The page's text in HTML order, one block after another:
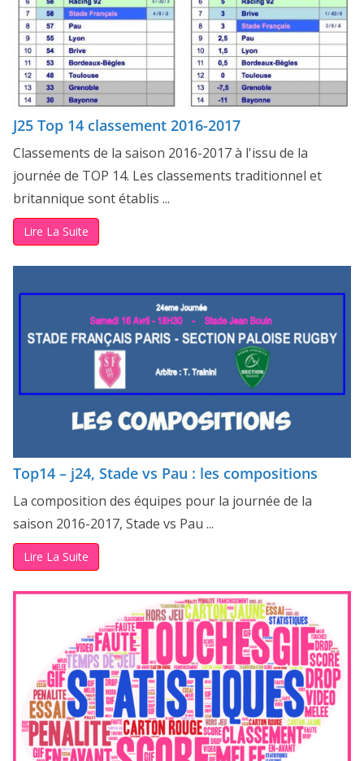
J25 Top 14 classement 2016-2017
Classements de la saison 2016-2017 à l'issu de la
journée de TOP 14. Les classements traditionnel et
britannique sont établis ...
Lire La Suite
Top14 – j24, Stade vs Pau : les compositions
La composition des équipes pour la journée de la
saison 2016-2017, Stade vs Pau ...
Lire La Suite